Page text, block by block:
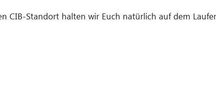
CIB-Standort halten wir Euch natürlich auf dem